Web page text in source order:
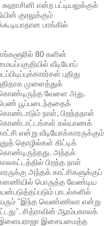
என்ற பட்டியலுக்குக்
குரலுக்கும்
பாங்கில்
80 களின்
வீடியோப்
புதிது
முளைத்துக்
வேளை அது.
பூப்படைந்ததைக்
நாள், பிறந்தநாள்
கல்யாணக்
என்று வீடியோக்காரருக்கும்
தொழில்கள் கிட்டிக்
அந்தக்
பிறந்த நாள்
அந்தக் காட்சிகளுக்குப்
பொருத்த வேண்டிய
பாடல்களில்
வரும் "இந்த வெண்ணிலா என்று
சித்ராவின் ஆரம்பகாலக்
இளையராஜா இசையமைத்த